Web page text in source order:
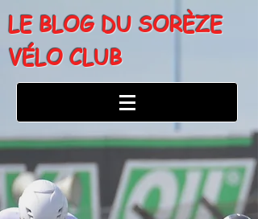
LE BLOG DU SORÈZE
VÉLO CLUB